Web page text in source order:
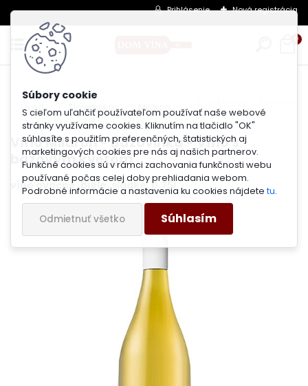
S cieľom uľahčiť používateľom používať naše webové
stránky využívame cookies. Kliknutím na tlačidlo "OK"
súhlasíte s použitím preferenčných, štatistických aj
marketingových cookies pre nás aj našich partnerov.
Funkčné cookies sú v rámci zachovania funkčnosti webu
používané počas celej doby prehliadania webom.
Podrobné informácie a nastavenia ku cookies nájdete tu.
Odmietnuť všetko Súhlasím
Prihlásenie Nová registrácia
0
Úvod Slovensko Miluron
Víno Miluron - Bazovinka - Víno s
bazovým kvetom
víno ovocné, biele, sladké, 0.75l